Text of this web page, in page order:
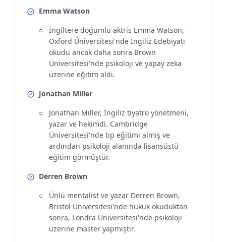
Emma Watson
İngiltere doğumlu aktris Emma Watson,
Oxford Üniversitesi'nde İngiliz Edebiyatı
okudu ancak daha sonra Brown
Üniversitesi'nde psikoloji ve yapay zeka
üzerine eğitim aldı.
Jonathan Miller
Jonathan Miller, İngiliz tiyatro yönetmeni,
yazar ve hekimdi. Cambridge
Üniversitesi'nde tıp eğitimi almış ve
ardından psikoloji alanında lisansüstü
eğitim görmüştür.
Derren Brown
Ünlü mentalist ve yazar Derren Brown,
Bristol Üniversitesi'nde hukuk okuduktan
sonra, Londra Üniversitesi'nde psikoloji
üzerine master yapmıştır.